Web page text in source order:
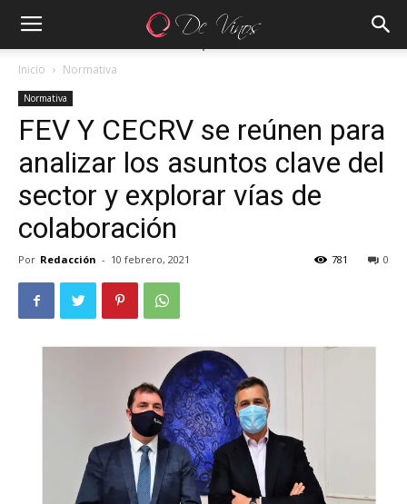
Inicio Normativa
Normativa
FEV Y CECRV se reúnen para
analizar los asuntos clave del
sector y explorar vías de
colaboración
Por Redacción - 10 febrero, 2021 0
781